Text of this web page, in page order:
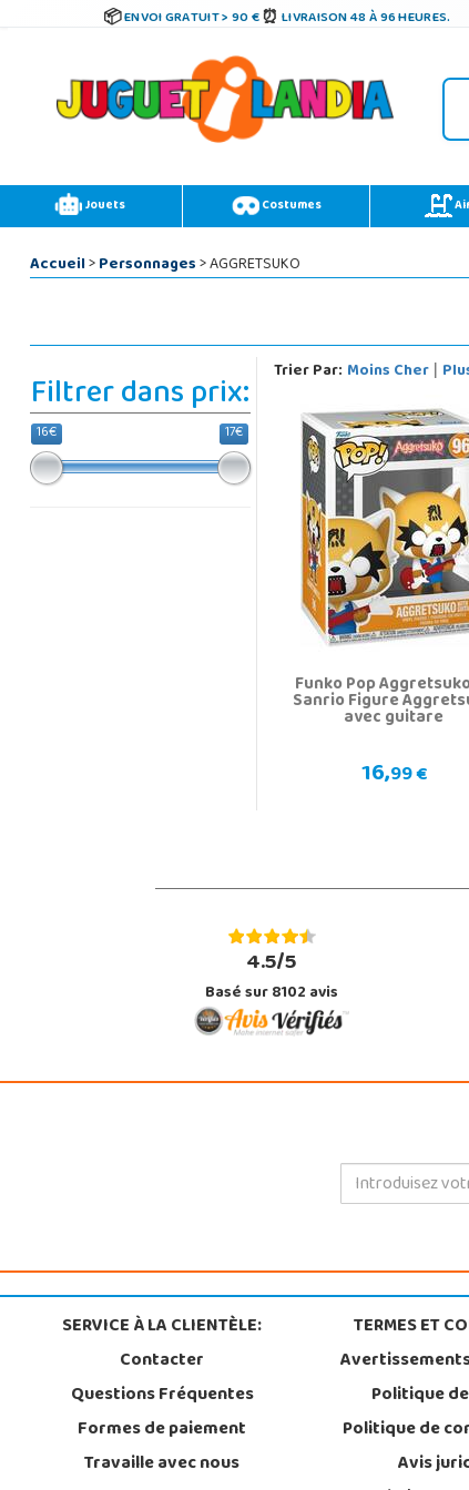
ENVOI GRATUIT > 90 € LIVRAISON 48 À 96 HEURES.
Jouets Costumes
Accueil>Personnages> AGGRETSUKO
Filtrer dans prix:
16€ 17€
Trier Par: Moins Cher|
Funko Pop
Sanrio Figure
avec guitare
16,99 €
4.5/5
Basé sur 8102 avis
SERVICE À LA CLIENTÈLE:
Contacter
Questions Fréquentes
Formes de paiement
Travaille avec nous
TERMES ET
Politique
Politique de
Avis